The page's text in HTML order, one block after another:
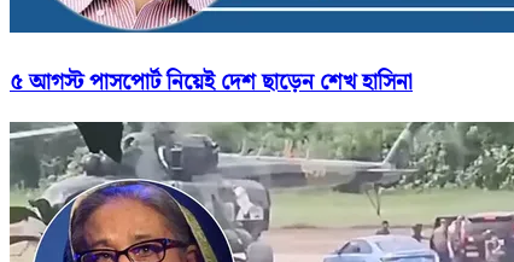
৫ আগস্ট পাসপোর্ট নিয়েই দেশ ছাড়েন শেখ হাসিনা